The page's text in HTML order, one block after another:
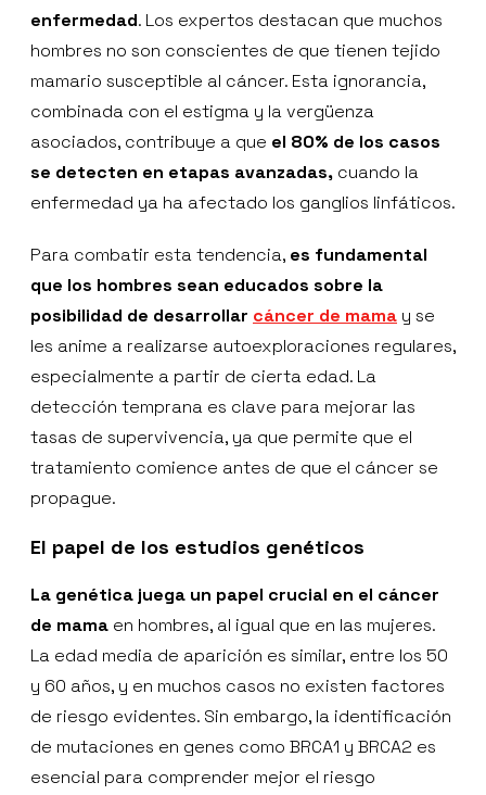
enfermedad. Los expertos destacan que muchos
hombres no son conscientes de que tienen tejido
mamario susceptible al cáncer. Esta ignorancia,
combinada con el estigma y la vergüenza
asociados, contribuye a que el 80% de los casos
se detecten en etapas avanzadas, cuando la
enfermedad ya ha afectado los ganglios linfáticos.
Para combatir esta tendencia, es fundamental
que los hombres sean educados sobre la
posibilidad de desarrollar cáncer de mama y se
les anime a realizarse autoexploraciones regulares,
especialmente a partir de cierta edad. La
detección temprana es clave para mejorar las
tasas de supervivencia, ya que permite que el
tratamiento comience antes de que el cáncer se
propague.
El papel de los estudios genéticos
La genética juega un papel crucial en el cáncer
de mama en hombres, al igual que en las mujeres.
La edad media de aparición es similar, entre los 50
y 60 años, y en muchos casos no existen factores
de riesgo evidentes. Sin embargo, la identificación
de mutaciones en genes como BRCA1 y BRCA2 es
esencial para comprender mejor el riesgo